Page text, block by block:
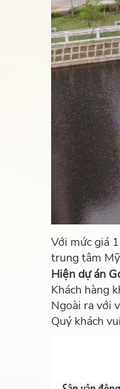
Với mức giá
trung tâm
Hiện dự án
Khách hàng
Ngoài ra với
Quý khách